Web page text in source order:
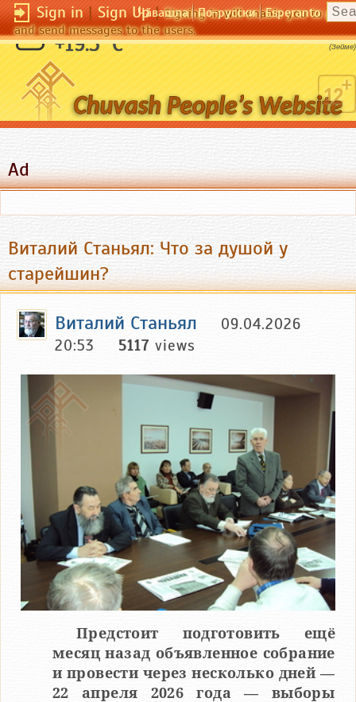
Sign in|Sign Up|Signing in will enable you to post
and send messages to the users.
Чӑвашла По-русски Esperanto
+19.5 °C Тот не живет, кто страшиться смерти.
(Зейме)
Ad
Виталий Станьял: Что за душой у
старейшин?
Виталий Станьял
09.04.2026
20:53
5117 views
Предстоит подготовить ещё
месяц назад объявленное собрание
и провести через несколько дней —
22 апреля 2026 года — выборы